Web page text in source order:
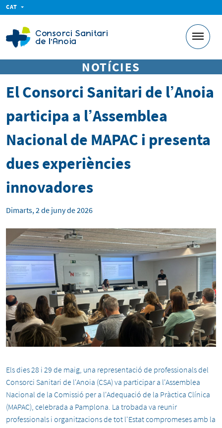
CAT
NOTÍCIES
El Consorci Sanitari de l’Anoia
participa a l’Assemblea
Nacional de MAPAC i presenta
dues experiències
innovadores
Dimarts, 2 de juny de 2026
Els dies 28 i 29 de maig, una representació de professionals del
Consorci Sanitari de l'Anoia (CSA) va participar a l'Assemblea
Nacional de la Comissió per a l'Adequació de la Pràctica Clínica
(MAPAC), celebrada a Pamplona. La trobada va reunir
professionals i organitzacions de tot l'Estat compromeses amb la